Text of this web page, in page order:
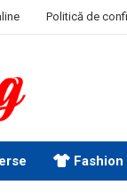
Politică de
Fashion